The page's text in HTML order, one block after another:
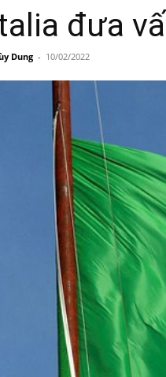
đưa
Dung - 10/02/2022